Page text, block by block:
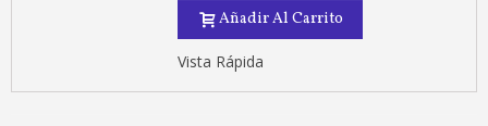
Añadir Al Carrito
Vista Rápida